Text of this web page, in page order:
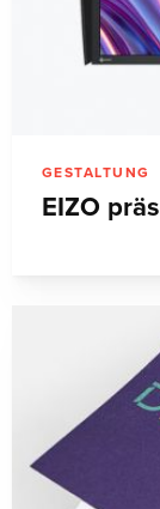
GESTALTUNG
EIZO